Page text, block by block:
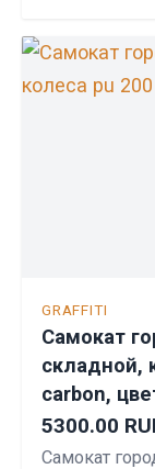
GRAFFITI
Самокат
складной,
carbon,
5300.00
Самокат